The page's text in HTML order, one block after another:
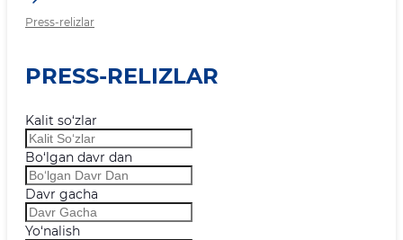
Press-relizlar
PRESS-RELIZLAR
Kalit so‘zlar
Bo‘lgan davr dan
Davr gacha
Yo‘nalish